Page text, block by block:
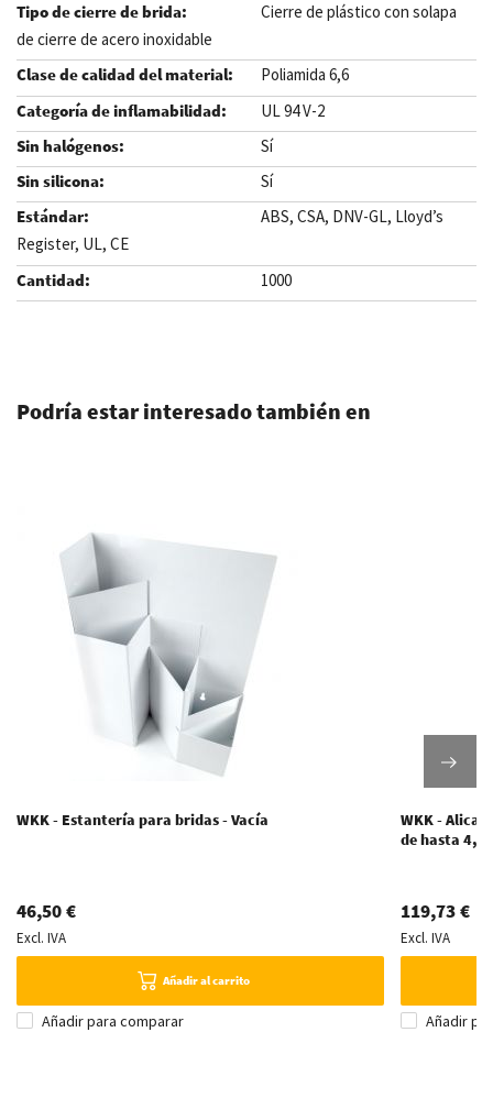
Cierre de plástico con solapa
de cierre de acero inoxidable
Poliamida 6,6
UL 94 V-2
Sí
Sí
ABS, CSA, DNV-GL, Lloyd’s
Register, UL, CE
1000
Podría estar interesado también en
WKK - Estantería para bridas - Vacía
46,50 €
Excl. IVA
Añadir al carrito
Añadir para comparar
WKK -
de hasta 4,8
119,73 €
Excl. IVA
Añadir